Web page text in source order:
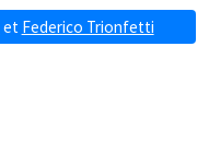
et Federico Trionfetti